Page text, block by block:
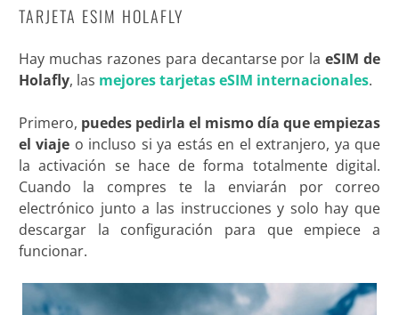
TARJETA ESIM HOLAFLY
Hay muchas razones para decantarse por laeSIM de
Holafly, las mejores tarjetas eSIM internacionales.
Primero, puedes pedirla el mismo día que empiezas
el viaje o incluso si ya estás en el extranjero, ya que
la activación se hace de forma totalmente digital.
Cuando la compres te la enviarán por correo
electrónico junto a las instrucciones y solo hay que
descargar la configuración para que empiece a
funcionar.